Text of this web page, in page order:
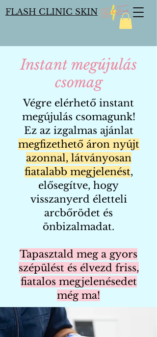
FLASH CLINIC SKIN
Instant megújulás
csomag
Végre elérhető instant
megújulás csomagunk!​
Ez az izgalmas ajánlat
megfizethető áron nyújt
azonnal, látványosan
fiatalabb megjelenést,
elősegítve, hogy
visszanyerd életteli
arcbőrödet és
önbizalmadat.
Tapasztald meg a gyors
szépülést és élvezd friss,
fiatalos megjelenésedet
még ma!